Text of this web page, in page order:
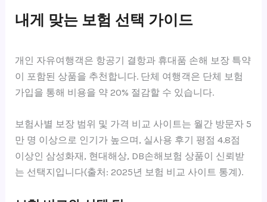
내게 맞는 보험 선택 가이드
개인 자유여행객은 항공기 결항과 휴대품 손해 보장 특약
이 포함된 상품을 추천합니다. 단체 여행객은 단체 보험
가입을 통해 비용을 약 20% 절감할 수 있습니다.
보험사별 보장 범위 및 가격 비교 사이트는 월간 방문자 5
만 명 이상으로 인기가 높으며, 실사용 후기 평점 4.8점
이상인 삼성화재, 현대해상, DB손해보험 상품이 신뢰받
는 선택지입니다(출처: 2025년 보험 비교 사이트 통계).